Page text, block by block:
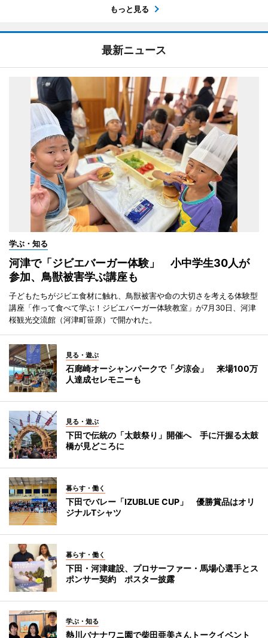
もっと見る
最新ニュース
学ぶ・知る
河津で「ジビエバーガー体験」 小中学生30人が
参加、鳥獣被害学ぶ講座も
子どもたちがジビエ食材に触れ、鳥獣被害や命の大切さを考える体験型
講座「作って食べて学ぶ！ジビエバーガー体験教室」が7月30日、河津
桜観光交流館（河津町笹原）で開かれた。
見る・遊ぶ
石廊崎オーシャンパークで「夕涼会」 来場100万
人達成セレモニーも
見る・遊ぶ
下田で伝統の「太鼓祭り」開催へ 手に汗握る太鼓
橋が見どころに
暮らす・働く
下田でバレー「IZUBLUE CUP」 優勝賞品はオリ
ジナルTシャツ
暮らす・働く
下田・河津建設、プロサーファー・馬場心選手とス
ポンサー契約 ポスター披露
学ぶ・知る
熱川バナナワニ園で柴田亜美さんトークイベント